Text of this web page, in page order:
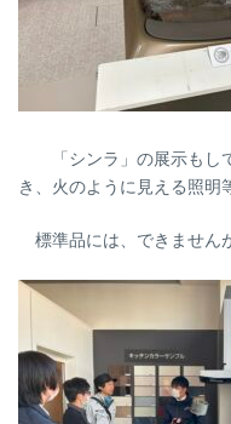
「シンラ」の展示もし
き、火のように見える照明
標準品には、できません